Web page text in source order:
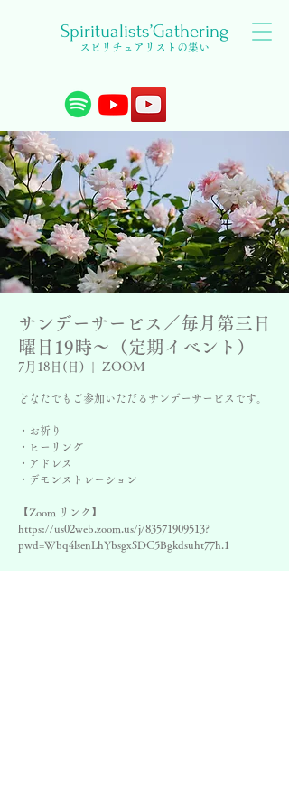
Spiritualists’Gathering
スピリチュアリストの集い
サンデーサービス／毎月第三日
曜日19時〜（定期イベント）
7月18日(日) ZOOM
どなたでもご参加いただるサンデーサービスです。
・お祈り
・ヒーリング
・アドレス
・デモンストレーション
【Zoom リンク】
https://us02web.zoom.us/j/83571909513?
pwd=Wbq4lsenLhYbsgxSDC5Bgkdsuht77h.1